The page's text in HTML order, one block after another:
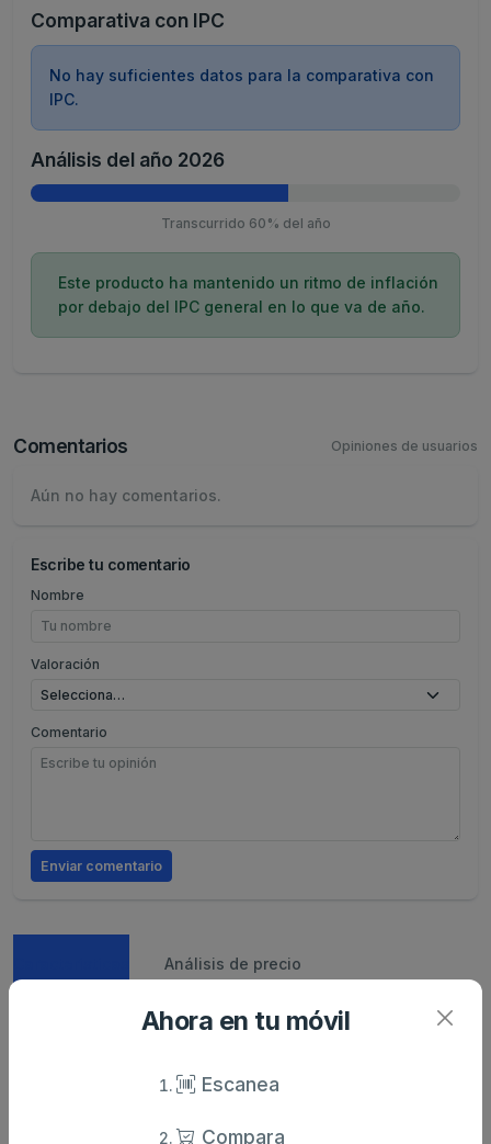
Comparativa con IPC
No hay suficientes datos para la comparativa con
IPC.
Análisis del año 2026
Transcurrido 60% del año
Este producto ha mantenido un ritmo de inflación
por debajo del IPC general en lo que va de año.
Comentarios Opiniones de usuarios
Aún no hay comentarios.
Escribe tu comentario
Nombre
Valoración
Comentario
Enviar comentario
Análisis de precio
Ahora en tu móvil
Escanea
Compara